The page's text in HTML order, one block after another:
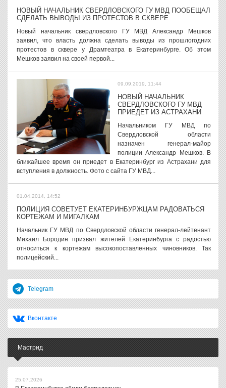
НОВЫЙ НАЧАЛЬНИК СВЕРДЛОВСКОГО ГУ МВД ПООБЕЩАЛ
СДЕЛАТЬ ВЫВОДЫ ИЗ ПРОТЕСТОВ В СКВЕРЕ
Новый начальник свердловского ГУ МВД Александр Мешков
заявил, что власть должна сделать выводы из прошлогодних
протестов в сквере у Драмтеатра в Екатеринбурге. Об этом
Мешков заявил на своей первой...
09.09.2019, 11:44
НОВЫЙ НАЧАЛЬНИК
СВЕРДЛОВСКОГО ГУ МВД
ПРИЕДЕТ ИЗ АСТРАХАНИ
Начальником ГУ МВД по
Свердловской области
назначен генерал-майор
полиции Александр Мешков. В
ближайшее время он приедет в Екатеринбург из Астрахани для
вступления в должность. Фото с сайта ГУ МВД...
01.04.2014, 14:52
ПОЛИЦИЯ СОВЕТУЕТ ЕКАТЕРИНБУРЖЦАМ РАДОВАТЬСЯ
КОРТЕЖАМ И МИГАЛКАМ
Начальник ГУ МВД по Свердловской области генерал-лейтенант
Михаил Бородин призвал жителей Екатеринбурга с радостью
относиться к кортежам высокопоставленных чиновников. Так
полицейский...
Telegram
Вконтакте
Мастрид
25.07.2026